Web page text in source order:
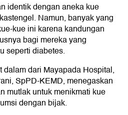
identik dengan aneka kue
Namun, banyak yang
kue ini karena kandungan
bagi mereka yang
seperti diabetes.
dari Mayapada Hospital,
SpPD-KEMD, menegaskan
mutlak untuk menikmati kue
dengan bijak.